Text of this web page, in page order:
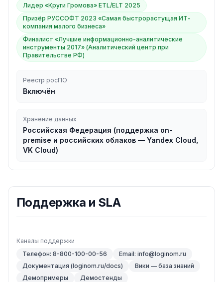
Лидер «Круги Громова» ETL/ELT 2025
Призёр РУССОФТ 2023 «Самая быстрорастущая ИТ-
компания малого бизнеса»
Финалист «Лучшие информационно-аналитические
инструменты 2017» (Аналитический центр при
Правительстве РФ)
Реестр росПО
Включён
Хранение данных
Российская Федерация (поддержка on-
premise и российских облаков — Yandex Cloud,
VK Cloud)
Поддержка и SLA
Каналы поддержки
Телефон: 8-800-100-00-56
Email: info@loginom.ru
Документация (loginom.ru/docs)
Вики — база знаний
Демопримеры
Демостенды